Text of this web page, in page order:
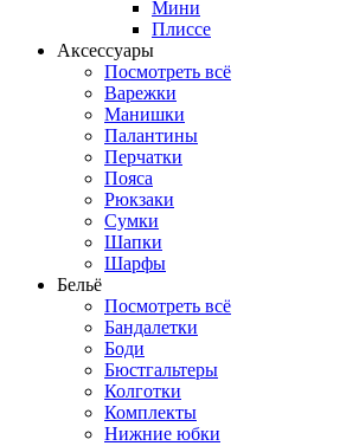
Мини
Плиссе
Аксессуары
Посмотреть всё
Варежки
Манишки
Палантины
Перчатки
Пояса
Рюкзаки
Сумки
Шапки
Шарфы
Бельё
Посмотреть всё
Бандалетки
Боди
Бюстгальтеры
Колготки
Комплекты
Нижние юбки